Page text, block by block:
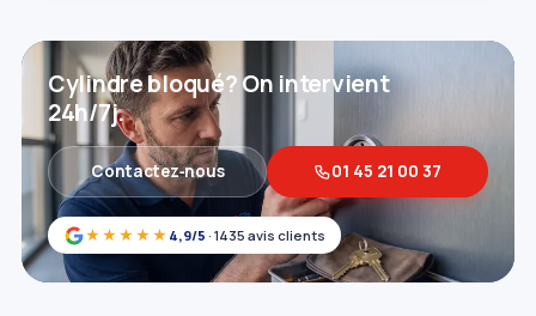
★★★★★ 4,9/5 · 1435 avis clients
Cylindre bloqué? On intervient
24h/7j.
Contactez‑nous 01 45 21 00 37